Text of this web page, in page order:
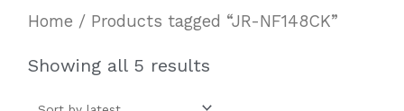
Home / Products tagged “JR-NF148CK”
Showing all 5 results